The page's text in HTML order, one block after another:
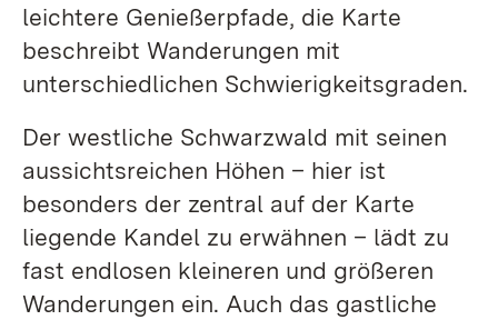
leichtere Genießerpfade, die Karte
beschreibt Wanderungen mit
unterschiedlichen Schwierigkeitsgraden.
Der westliche Schwarzwald mit seinen
aussichtsreichen Höhen – hier ist
besonders der zentral auf der Karte
liegende Kandel zu erwähnen – lädt zu
fast endlosen kleineren und größeren
Wanderungen ein. Auch das gastliche